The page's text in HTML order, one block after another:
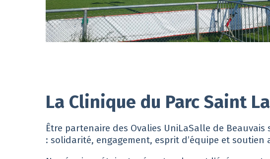
La Clinique du Parc Saint
Être partenaire des Ovalies UniLaSalle de
: solidarité, engagement, esprit d’équipe et soutien